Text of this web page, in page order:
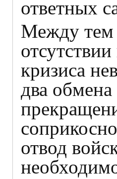
ответных
Между тем
кризиса
два
отвод